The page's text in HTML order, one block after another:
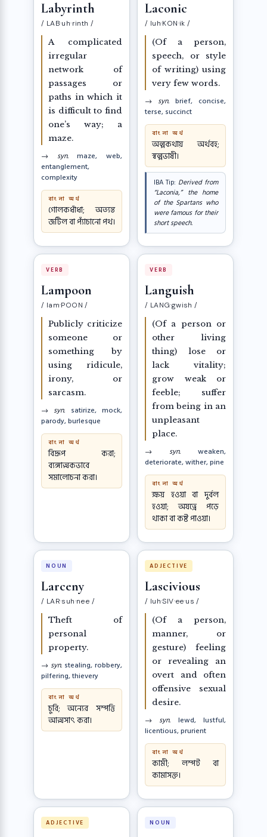
Labyrinth
/ LAB·uh·rinth /
A complicated
irregular
network of
passages or
paths in which it
is difficult to find
one’s way; a
maze.
→ syn.maze, web,
entanglement,
complexity
বাংলা অর্থ
গোলকধাঁধা; অত্যন্ত
জটিল বা প্যাঁচানো পথ।
Laconic
/ luh·KON·ik /
(Of a person,
speech, or style
of writing) using
very few words.
→ syn. brief, concise,
terse, succinct
বাংলা অর্থ
অল্পকথায় অর্থবহ;
স্বল্পভাষী।
IBA Tip: Derived from
“Laconia,” the home
of the Spartans who
were famous for their
short speech.
VERB
Lampoon
/ lam·POON /
Publicly criticize
someone or
something by
using ridicule,
irony, or
sarcasm.
→ syn. satirize, mock,
parody, burlesque
বাংলা অর্থ
বিদ্রূপ করা;
ব্যঙ্গাত্মকভাবে
সমালোচনা করা।
VERB
Languish
/ LANG·gwish /
(Of a person or
other living
thing) lose or
lack vitality;
grow weak or
feeble; suffer
from being in an
unpleasant
place.
→ syn. weaken,
deteriorate, wither, pine
বাংলা অর্থ
ক্ষয় হওয়া বা দুর্বল
হওয়া; অযত্নে পড়ে
থাকা বা কষ্ট পাওয়া।
NOUN
Larceny
/ LAR·suh·nee /
Theft of
personal
property.
→ syn. stealing, robbery,
pilfering, thievery
বাংলা অর্থ
চুরি; অন্যের সম্পত্তি
আত্মসাৎ করা।
ADJECTIVE
Lascivious
/ luh·SIV·ee·us /
(Of a person,
manner, or
gesture) feeling
or revealing an
overt and often
offensive sexual
desire.
→ syn. lewd, lustful,
licentious, prurient
বাংলা অর্থ
কামী; লম্পট বা
কামাসক্ত।
ADJECTIVE NOUN